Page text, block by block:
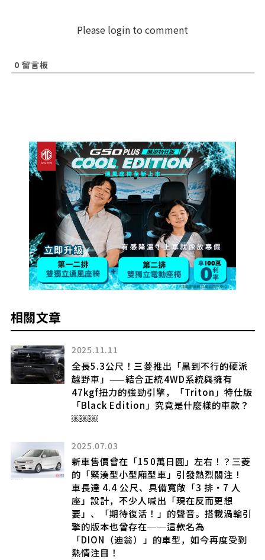
Please login to comment
0 留言板
相關文章
2025.11.11
全長5.3公尺！三菱推出「黑到不行的硬派
越野車」——結合正統4WD系統與擁有
47kgf扭力的強勁引擎，「Triton」特仕版
「Black Edition」究竟是什麼樣的車款？
￼￼￼
2025.07.03
新車售價曾在「150萬日圓」左右！？三菱
的「緊湊型小型廂型車」引發熱烈關注！
車長達 4.4 公尺、具備寬敞「3 排・7 人
座」設計，不少人喊出「現在反而更想
要」、「期待復活！」的聲音。搭載渦輪引
擎的版本也曾存在──這款名為
「DION（迪翁）」的車型，如今再度受到
熱情注目！